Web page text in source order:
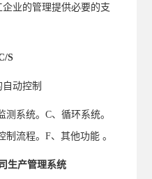
企业的管理提供必要的支
C/S
动控制
系统。C、循环系统。
流程。F、其他功能 。
生产管理系统